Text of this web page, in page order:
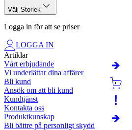
Välj Storlek
Logga in för att se priser
LOGGA IN
Artiklar
Vårt erbjudande
Vi underlättar dina affärer
Bli kund
Ansök om att bli kund
Kundtjänst
Kontakta oss
Produktkunskap
Bli bättre på personligt skydd